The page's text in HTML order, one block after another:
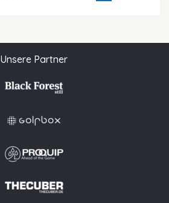
Unsere Partner